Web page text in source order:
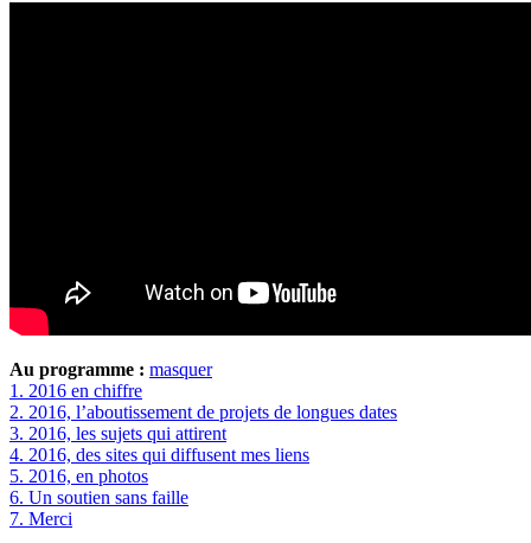
Au programme : masquer
1. 2016 en chiffre
2. 2016, l’aboutissement de projets de longues dates
3. 2016, les sujets qui attirent
4. 2016, des sites qui diffusent mes liens
5. 2016, en photos
6. Un soutien sans faille
7. Merci